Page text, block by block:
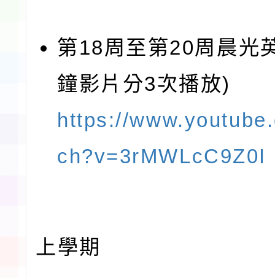
第18周至第20周晨光
鐘影片分3次播放)
https://
ch?v=3rMWLcC9Z0I
上學期